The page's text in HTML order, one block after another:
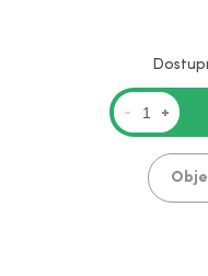
- +